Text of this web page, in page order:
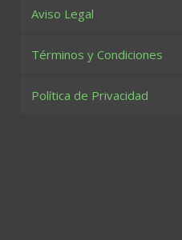
Aviso Legal
Términos y Condiciones
Política de Privacidad